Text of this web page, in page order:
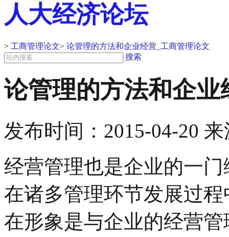
人大经济论坛
> 工商管理论文> 论管理的方法和企业经营_工商管理论文
搜索
论管理的方法和企
发布时间： 2015-04-20 来
经营管理也是企业的一
在诸多管理环节发展过
在形象是与企业的经营